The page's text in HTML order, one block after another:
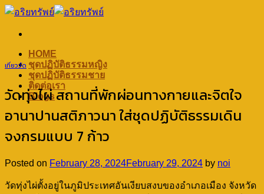
Skip
HOME
ชุดปฏิบัติธรรมหญิง
ชุดปฏิบัติธรรมชาย
ติดต่อเรา
Blogs
เที่ยววัด
วัดทุ่งไผ่ สถานที่พักผ่อนทางกายและจิตใจ
อานาปานสติภาวนา ใส่ชุดปฏิบัติธรรมเดิน
จงกรมแบบ 7 ก้าว
Posted on February 28, 2024February 29, 2024 by noi
วัดทุ่งไผ่ตั้งอยู่ในภูมิประเทศอันเงียบสงบของอำเภอเมือง จังหวัด